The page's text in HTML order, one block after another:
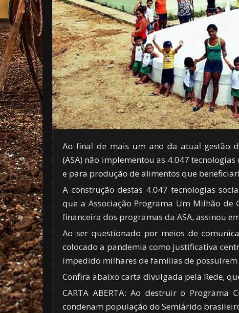
Ao final de mais um ano da atual gestão
(ASA) não implementou as 4.047
e para produção de alimentos que
A construção destas 4.047 tecnologias
que a Associação Programa Um Milhão de
financeira dos programas da ASA, assinou
Ao ser questionado por meios de
colocado a pandemia como justificativa
impedido milhares de famílias de
Confira abaixo carta divulgada pela Rede,
CARTA ABERTA: Ao destruir o Programa
condenam população do Semiárido